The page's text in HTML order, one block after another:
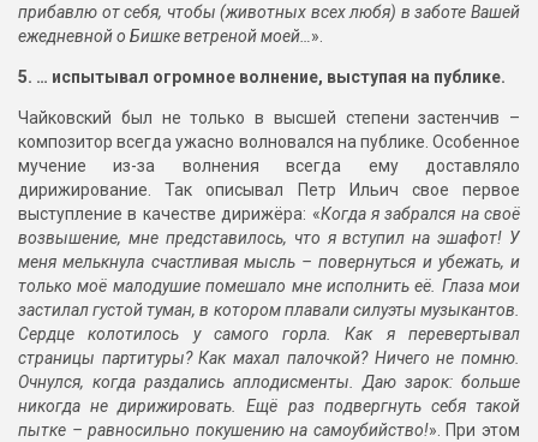
прибавлю от себя, чтобы (животных всех любя) в заботе Вашей
ежедневной о Бишке ветреной моей…».
5. … испытывал огромное волнение, выступая на публике.
Чайковский был не только в высшей степени застенчив –
композитор всегда ужасно волновался на публике. Особенное
мучение из-за волнения всегда ему доставляло
дирижирование. Так описывал Петр Ильич свое первое
выступление в качестве дирижёра: «Когда я забрался на своё
возвышение, мне представилось, что я вступил на эшафот! У
меня мелькнула счастливая мысль – повернуться и убежать, и
только моё малодушие помешало мне исполнить её. Глаза мои
застилал густой туман, в котором плавали силуэты музыкантов.
Сердце колотилось у самого горла. Как я перевертывал
страницы партитуры? Как махал палочкой? Ничего не помню.
Очнулся, когда раздались аплодисменты. Даю зарок: больше
никогда не дирижировать. Ещё раз подвергнуть себя такой
пытке – равносильно покушению на самоубийство!». При этом